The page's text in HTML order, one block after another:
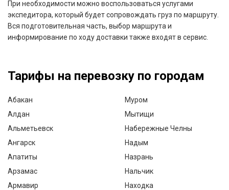
При необходимости можно воспользоваться услугами
экспедитора, который будет сопровождать груз по маршруту.
Вся подготовительная часть, выбор маршрута и
информирование по ходу доставки также входят в сервис.
Тарифы на перевозку по городам
Абакан
Алдан
Альметьевск
Ангарск
Апатиты
Арзамас
Армавир
Муром
Мытищи
Набережные Челны
Надым
Назрань
Нальчик
Находка